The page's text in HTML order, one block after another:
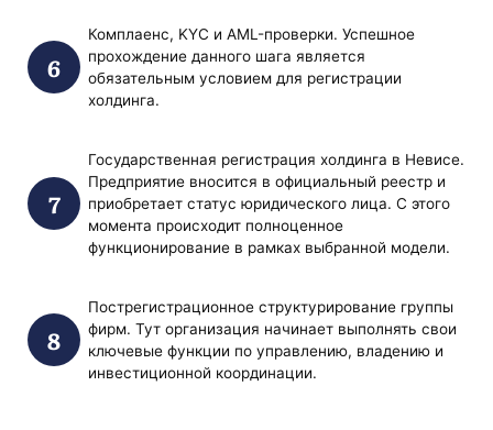
Комплаенс, KYC и AML-проверки. Успешное
прохождение данного шага является
обязательным условием для регистрации
холдинга.
Государственная регистрация холдинга в Невисе.
Предприятие вносится в официальный реестр и
приобретает статус юридического лица. С этого
момента происходит полноценное
функционирование в рамках выбранной модели.
Пострегистрационное структурирование группы
фирм. Тут организация начинает выполнять свои
ключевые функции по управлению, владению и
инвестиционной координации.